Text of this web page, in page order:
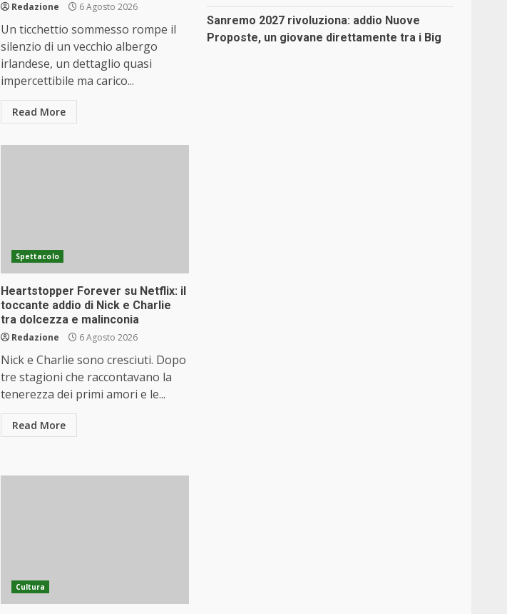
Redazione 6 Agosto 2026
Un ticchettio sommesso rompe il
silenzio di un vecchio albergo
irlandese, un dettaglio quasi
impercettibile ma carico...
Read More
Spettacolo
Heartstopper Forever su Netflix: il
toccante addio di Nick e Charlie
tra dolcezza e malinconia
Redazione 6 Agosto 2026
Nick e Charlie sono cresciuti. Dopo
tre stagioni che raccontavano la
tenerezza dei primi amori e le...
Read More
Cultura
Sanremo 2027 rivoluziona: addio Nuove
Proposte, un giovane direttamente tra i Big